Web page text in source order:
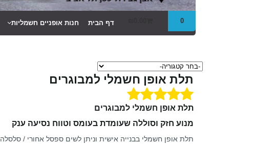
0 דף הבית חנות אופניים חשמליות
תלת אופן חשמלי למבוגרים
תלת אופן חשמלי למבוגרים
מנוע חזק וסוללה שעומדת בעומס וטווח נסיעה ענק
תלת אופן חשמלי בבנייה אישית וניתן לשים ספסל אחורי / סלסלה